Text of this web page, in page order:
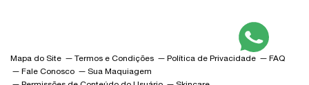
Mapa do Site Termos e Condições Política de Privacidade
FAQ
Fale Conosco
Sua Maquiagem